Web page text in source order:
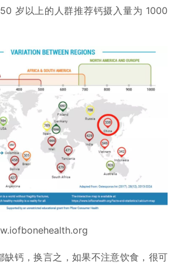
50 岁以上的人群推荐钙摄入量为 1000
缺钙，换言之，如果不注意饮食，很可